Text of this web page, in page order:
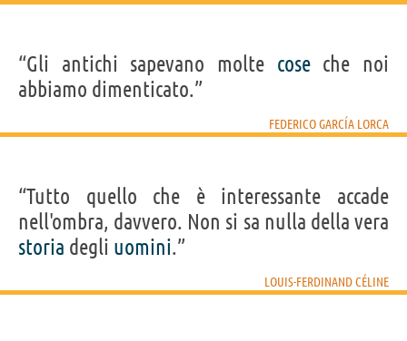
“Gli antichi sapevano molte coseche noi
abbiamo dimenticato.”
FEDERICO GARCÍA LORCA
“Tutto quello che è interessante accade
nell'ombra, davvero. Non si sa nulla della vera
storia degli uomini.”
LOUIS-FERDINAND CÉLINE